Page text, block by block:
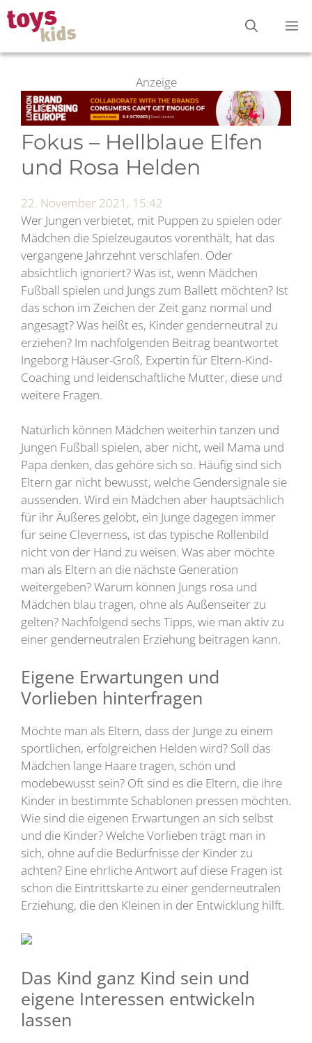
Zum
Inhalt
springen
Anzeige
Fokus – Hellblaue Elfen
und Rosa Helden
22. November 2021, 15:42
Wer Jungen verbietet, mit Puppen zu spielen oder
Mädchen die Spielzeugautos vorenthält, hat das
vergangene Jahrzehnt verschlafen. Oder
absichtlich ignoriert? Was ist, wenn Mädchen
Fußball spielen und Jungs zum Ballett möchten? Ist
das schon im Zeichen der Zeit ganz normal und
angesagt? Was heißt es, Kinder genderneutral zu
erziehen? Im nachfolgenden Beitrag beantwortet
Ingeborg Häuser-Groß, Expertin für Eltern-Kind-
Coaching und leidenschaftliche Mutter, diese und
weitere Fragen.
Natürlich können Mädchen weiterhin tanzen und
Jungen Fußball spielen, aber nicht, weil Mama und
Papa denken, das gehöre sich so. Häufig sind sich
Eltern gar nicht bewusst, welche Gendersignale sie
aussenden. Wird ein Mädchen aber hauptsächlich
für ihr Äußeres gelobt, ein Junge dagegen immer
für seine Cleverness, ist das typische Rollenbild
nicht von der Hand zu weisen. Was aber möchte
man als Eltern an die nächste Generation
weitergeben? Warum können Jungs rosa und
Mädchen blau tragen, ohne als Außenseiter zu
gelten? Nachfolgend sechs Tipps, wie man aktiv zu
einer genderneutralen Erziehung beitragen kann.
Eigene Erwartungen und
Vorlieben hinterfragen
Möchte man als Eltern, dass der Junge zu einem
sportlichen, erfolgreichen Helden wird? Soll das
Mädchen lange Haare tragen, schön und
modebewusst sein? Oft sind es die Eltern, die ihre
Kinder in bestimmte Schablonen pressen möchten.
Wie sind die eigenen Erwartungen an sich selbst
und die Kinder? Welche Vorlieben trägt man in
sich, ohne auf die Bedürfnisse der Kinder zu
achten? Eine ehrliche Antwort auf diese Fragen ist
schon die Eintrittskarte zu einer genderneutralen
Erziehung, die den Kleinen in der Entwicklung hilft.
Das Kind ganz Kind sein und
eigene Interessen entwickeln
lassen